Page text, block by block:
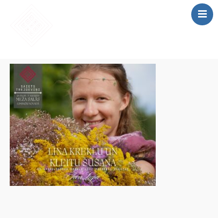
SĀKUMS
MĀCĪBAS
SAIETS 2026
IEPRIEKŠĒJIE
SAIETI
PAR MUMS
LOMU SPĒLE